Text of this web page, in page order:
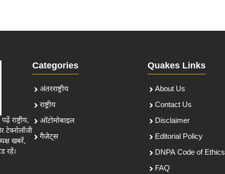
राष्ट्रीय,
टेक्नोलॉजी
खबरें,
रहें।
Categories
अंतरराष्ट्रीय
राष्ट्रीय
ऑटोमोबाइल
गैजेट्स
Quakes Links
About Us
Contact Us
Disclaimer
Editorial Policy
DNPA Code of Ethics
FAQ